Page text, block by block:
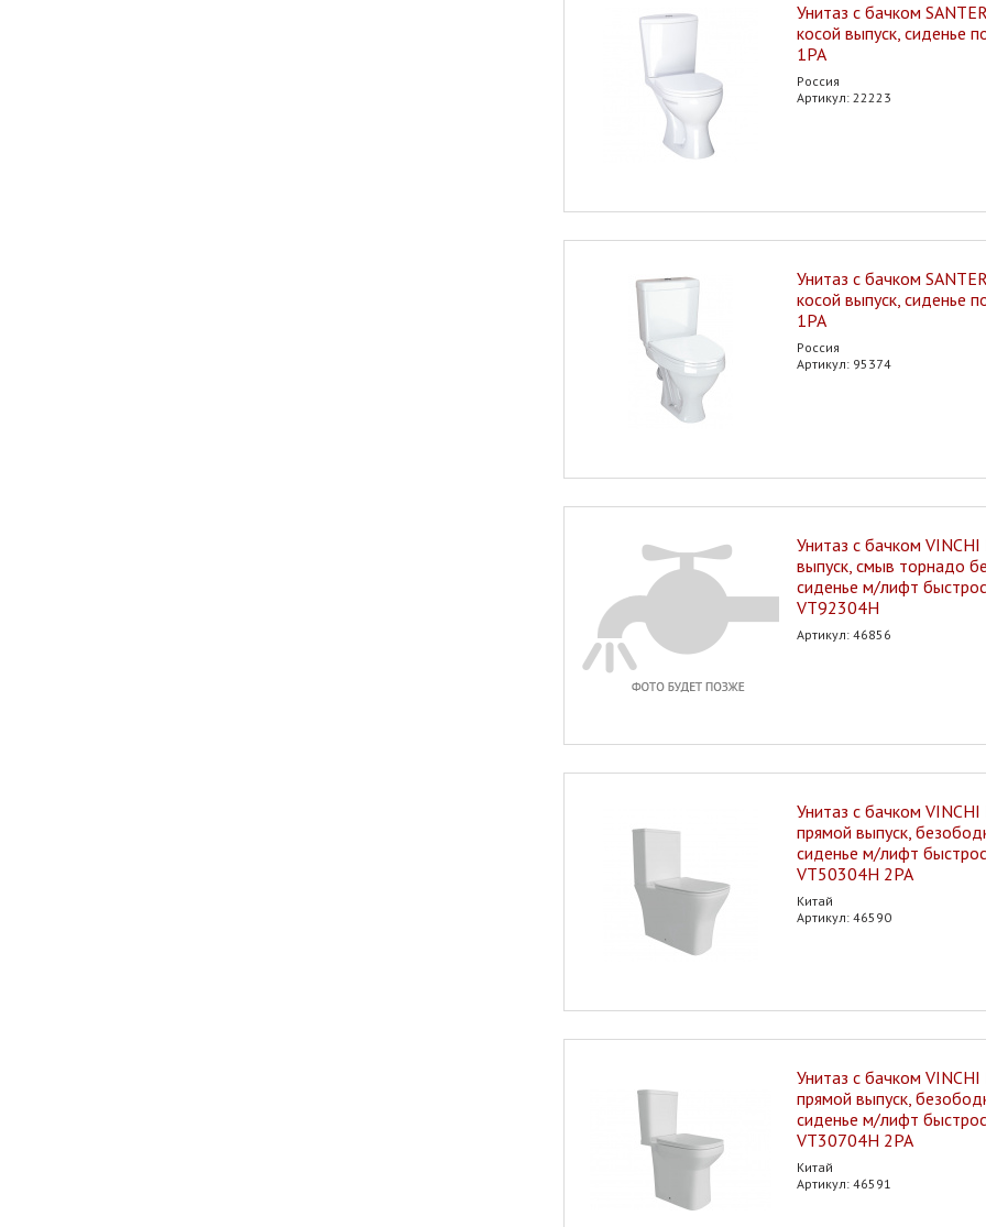
Унитаз с бачком
косой выпуск, сиденье
1РА
Россия
Артикул: 22223
Унитаз с бачком
косой выпуск, сиденье
1РА
Россия
Артикул: 95374
Унитаз с бачком VINCHI
выпуск, смыв торнадо
сиденье м/лифт
VT92304H
Артикул: 46856
Унитаз с бачком VINCHI
прямой выпуск,
сиденье м/лифт
VT50304H 2РА
Китай
Артикул: 46590
Унитаз с бачком VINCHI
прямой выпуск,
сиденье м/лифт
VT30704H 2РА
Китай
Артикул: 46591